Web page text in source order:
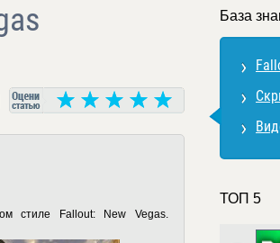
стиле Fallout: New Vegas.
База
ТОП 5